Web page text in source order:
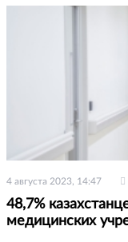
4 августа 2023, 14:47
48,7%
медицинских